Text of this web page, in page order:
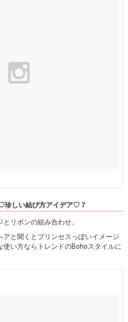
珍しい結び方アイデア♡７
リボンの組み合わせ。
アと聞くとプリンセスっぽいイメージ
い方ならトレンドのBohoスタイルに